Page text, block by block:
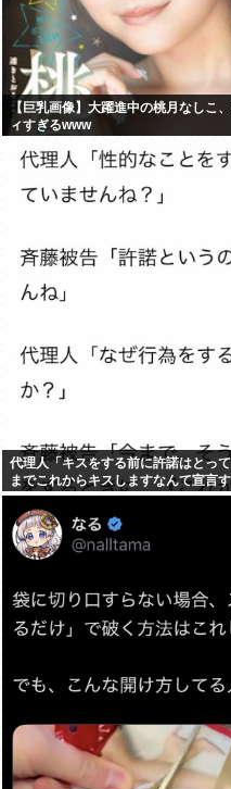
【巨乳画像】大躍進中の桃月なしこ
ィすぎるwww
代理人「キスをする前に許諾はとっ
までこれからキスしますなんて宣言